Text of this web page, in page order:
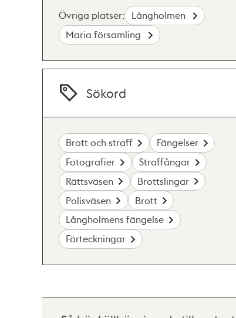
Övriga platser:
Långholmen
Maria församling
Sökord
Brott och straff
Fängelser
Fotografier
Straffångar
Rättsväsen
Brottslingar
Polisväsen
Brott
Långholmens fängelse
Förteckningar